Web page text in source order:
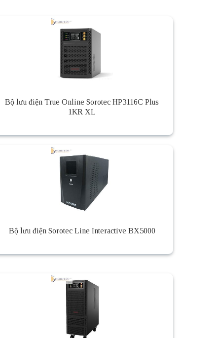
Bộ lưu điện True Online Sorotec HP3116C Plus
1KR XL
Bộ lưu điện Sorotec Line Interactive BX5000